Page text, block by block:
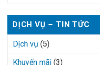
DỊCH VỤ – TIN TỨC
Dịch vụ (5)
Khuyến mãi (3)